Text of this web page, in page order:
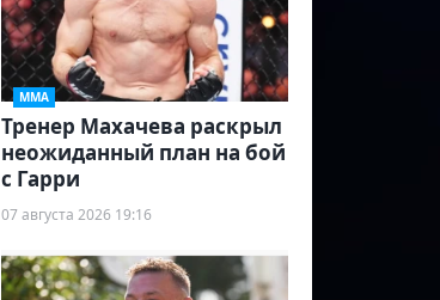
ММА
Тренер Махачева раскрыл
неожиданный план на бой
с Гарри
07 августа 2026 19:16